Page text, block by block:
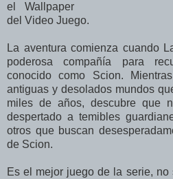
el Wallpaper
del Video Juego.
La aventura comienza cuando
poderosa compañía para
conocido como Scion.
antiguas y desolados mundos
miles de años, descubre que
despertado a temibles
otros que buscan
de Scion.
Es el mejor juego de la serie, no